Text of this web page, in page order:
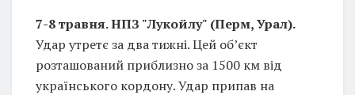
7-8 травня. НПЗ "Лукойлу" (Перм, Урал).
Удар утретє за два тижні. Цей об’єкт
розташований приблизно за 1500 км від
українського кордону. Удар припав на